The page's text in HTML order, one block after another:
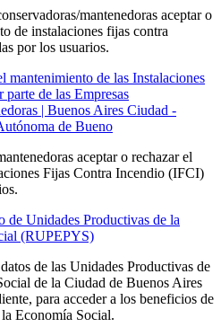
mantenedoras aceptar o
de instalaciones fijas contra
por los usuarios.
mantenimiento de las Instalaciones
de las Empresas
| Buenos Aires Ciudad -
de Bueno
aceptar o rechazar el
Fijas Contra Incendio (IFCI)
de Unidades Productivas de la
(RUPEPYS)
de las Unidades Productivas de
de la Ciudad de Buenos Aires
para acceder a los beneficios de
Economía Social.